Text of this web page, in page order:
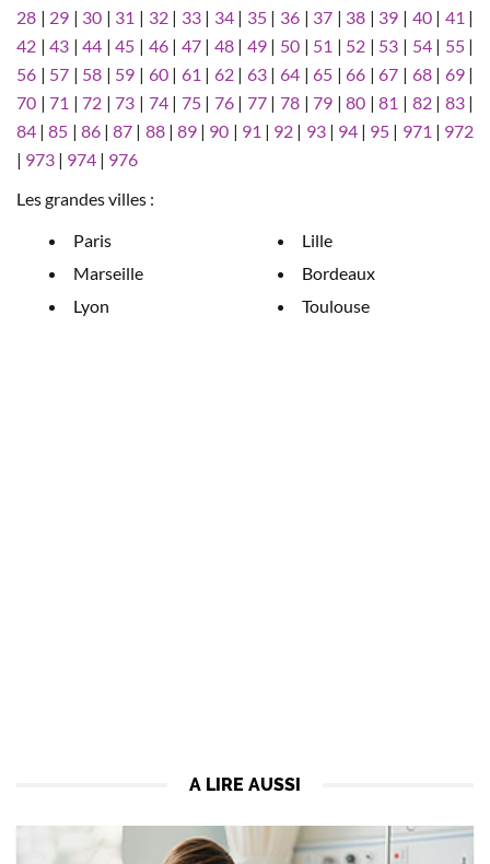
28 | 29 | 30 | 31 | 32| 33| 34| 35| 36 | 37 | 38 | 39 | 40| 41 |
42 |43 |44 |45 | 46| 47| 48| 49| 50 | 51 | 52 | 53 | 54| 55|
56 | 57 | 58 | 59 | 60| 61 | 62| 63| 64 |65 |66 |67 | 68| 69|
70 |71 |72 |73 | 74| 75| 76| 77| 78 |79 |80 |81 | 82| 83|
84 |85 | 86|87 | 88| 89| 90 | 91 | 92 | 93| 94| 95 | 971 | 972
| 973 | 974 | 976
Les grandes villes :
Paris
Marseille
Lyon
Lille
Bordeaux
Toulouse
A LIRE AUSSI